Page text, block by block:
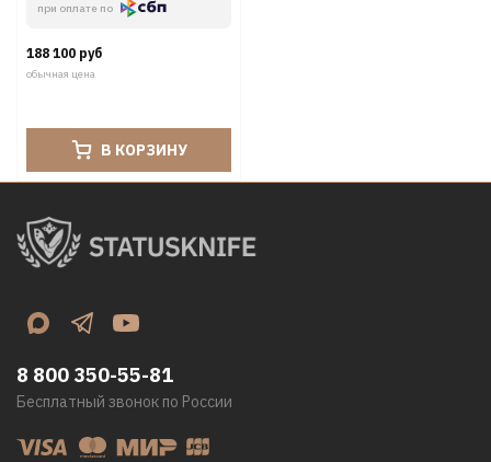
при оплате по
188 100 руб
обычная цена
В КОРЗИНУ
8 800 350-55-81
Бесплатный звонок по России